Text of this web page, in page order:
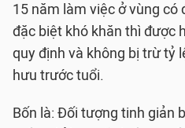
15 năm làm việc ở vùng có
đặc biệt khó khăn thì được
quy định và không bị trừ tỷ
hưu trước tuổi.
Bốn là: Đối tượng tinh giản